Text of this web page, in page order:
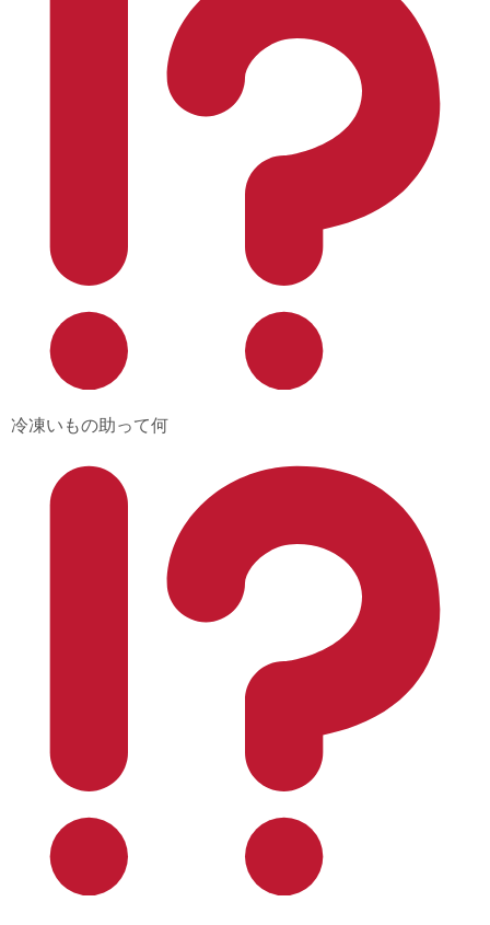
冷凍いもの助って何